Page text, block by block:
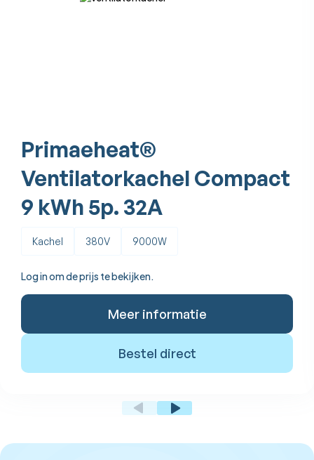
Primaeheat®
Ventilatorkachel Compact
9 kWh 5p. 32A
Kachel 380V 9000W
Log in om de prijs te bekijken.
Meer informatie
Bestel direct